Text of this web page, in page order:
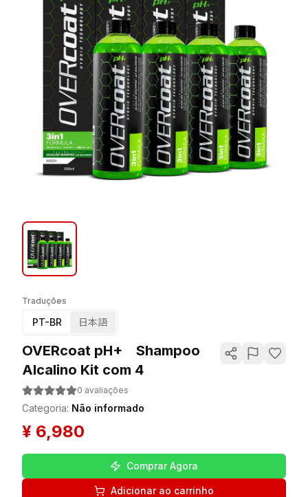
Traduções
PT-BR 日本語
OVERcoat pH+ Shampoo
Alcalino Kit com 4
0 avaliações
Categoria: Não informado
¥ 6,980
Comprar Agora
Adicionar ao carrinho